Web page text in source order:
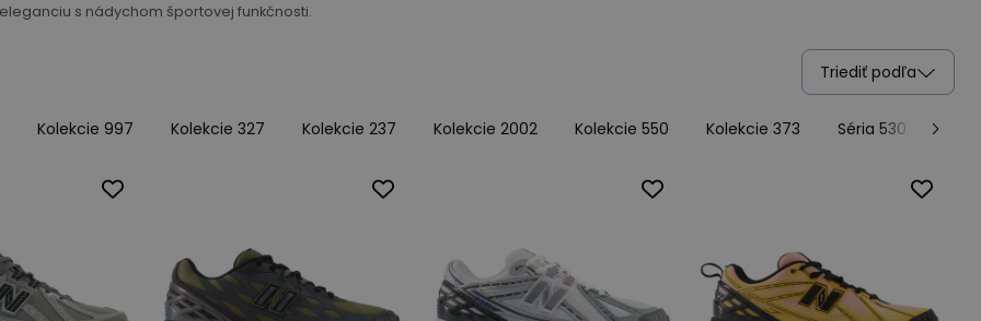
s nádychom športovej funkčnosti.
Triediť podľa
Kolekcie 997 Kolekcie 327 Kolekcie 237 Kolekcie 2002 Kolekcie 550 Kolekcie 373 Séria 530